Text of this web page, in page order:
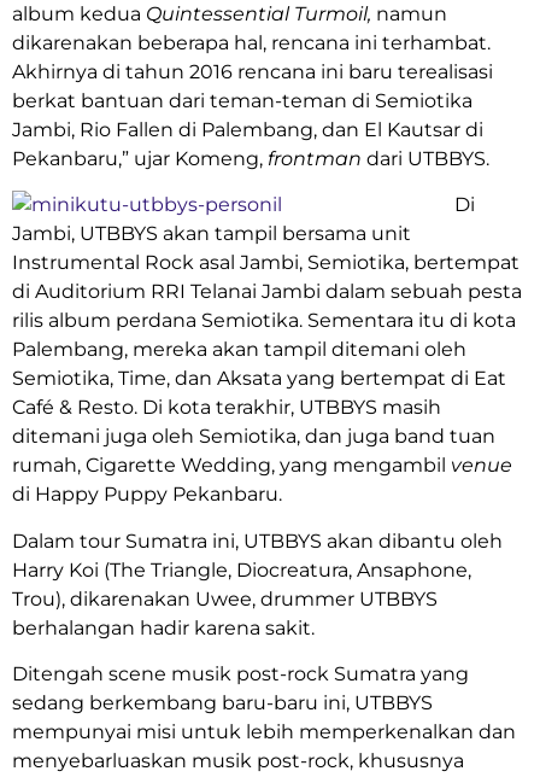
album kedua Quintessential Turmoil, namun
dikarenakan beberapa hal, rencana ini terhambat.
Akhirnya di tahun 2016 rencana ini baru terealisasi
berkat bantuan dari teman-teman di Semiotika
Jambi, Rio Fallen di Palembang, dan El Kautsar di
Pekanbaru,” ujar Komeng, frontman dari UTBBYS.
Di
Jambi, UTBBYS akan tampil bersama unit
Instrumental Rock asal Jambi, Semiotika, bertempat
di Auditorium RRI Telanai Jambi dalam sebuah pesta
rilis album perdana Semiotika. Sementara itu di kota
Palembang, mereka akan tampil ditemani oleh
Semiotika, Time, dan Aksata yang bertempat di Eat
Café & Resto. Di kota terakhir, UTBBYS masih
ditemani juga oleh Semiotika, dan juga band tuan
rumah, Cigarette Wedding, yang mengambil venue
di Happy Puppy Pekanbaru.
Dalam tour Sumatra ini, UTBBYS akan dibantu oleh
Harry Koi (The Triangle, Diocreatura, Ansaphone,
Trou), dikarenakan Uwee, drummer UTBBYS
berhalangan hadir karena sakit.
Ditengah scene musik post-rock Sumatra yang
sedang berkembang baru-baru ini, UTBBYS
mempunyai misi untuk lebih memperkenalkan dan
menyebarluaskan musik post-rock, khususnya